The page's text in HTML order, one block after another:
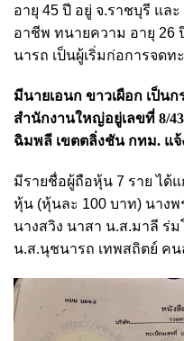
อายุ 45 ปี อยู่ จ.ราชบุรี แล
อาชีพ ทนายความ อายุ 26
นารถ เป็นผู้เริ่มก่อการจดท
มีนายเอนก ขาวเผือก เป็น
สำนักงานใหญ่อยู่เลขที่ 8/
ฉิมพลี เขตตลิ่งชัน กทม. แจ้
มีรายชื่อผู้ถือหุ้น 7 ราย ได้
หุ้น (หุ้นละ 100 บาท) นาง
นางสวิง นาสา น.ส.มาลี ร่
น.ส.นุชนารถ เทพสถิตย์ ค